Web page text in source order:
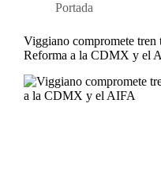
Portada
Viggiano compromete tren
Reforma a la CDMX y el